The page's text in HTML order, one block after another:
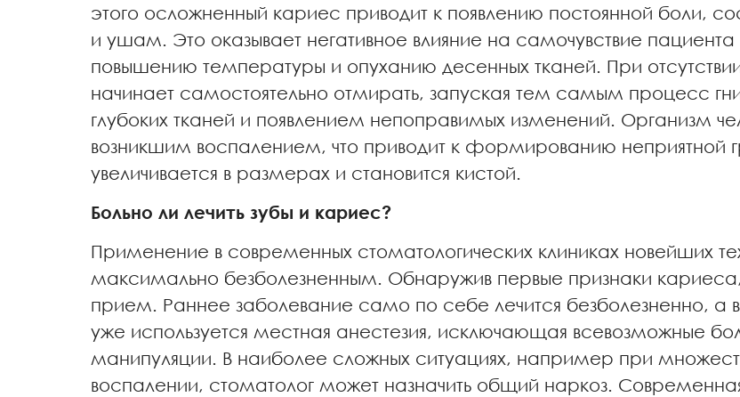
этого осложненный кариес приводит к появлению постоянной боли,
и ушам. Это оказывает негативное влияние на самочувствие
повышению температуры и опуханию десенных тканей. При
начинает самостоятельно отмирать, запуская тем самым процесс
глубоких тканей и появлением непоправимых изменений. Организм
возникшим воспалением, что приводит к формированию неприятной
увеличивается в размерах и становится кистой.
Больно ли лечить зубы и кариес?
Применение в современных стоматологических клиниках новейших
максимально безболезненным. Обнаружив первые признаки
прием. Раннее заболевание само по себе лечится безболезненно, а
уже используется местная анестезия, исключающая всевозможные
манипуляции. В наиболее сложных ситуациях, например при
воспалении, стоматолог может назначить общий наркоз.